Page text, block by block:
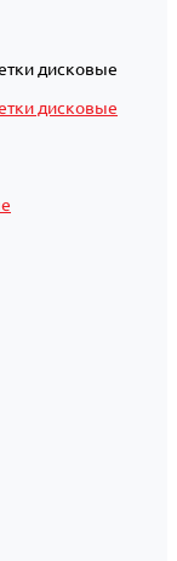
дисковые
дисковые